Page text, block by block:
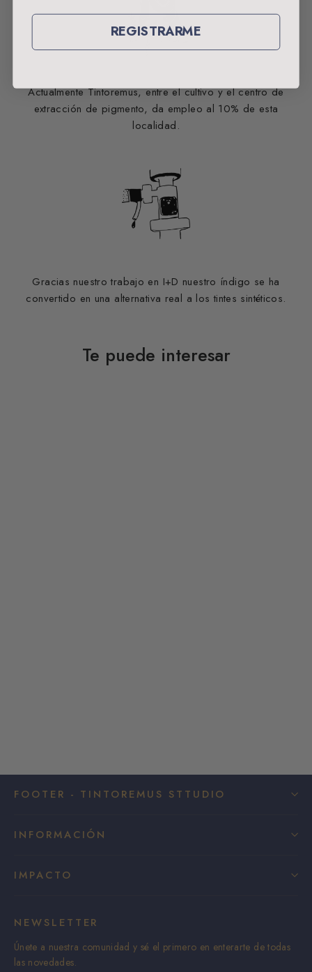
Actualmente Tintoremus, entre el cultivo y el centro de
extracción de pigmento, da empleo al 10% de esta
localidad.
Gracias nuestro trabajo en I+D nuestro índigo se ha
convertido en una alternativa real a los tintes sintéticos.
Te puede interesar
FOOTER - TINTOREMUS STTUDIO
INFORMACIÓN
IMPACTO
NEWSLETTER
Únete a nuestra comunidad y sé el primero en enterarte de todas
las novedades.
REGISTRARME